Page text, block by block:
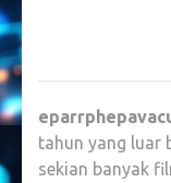
tahun yang luar
sekian banyak